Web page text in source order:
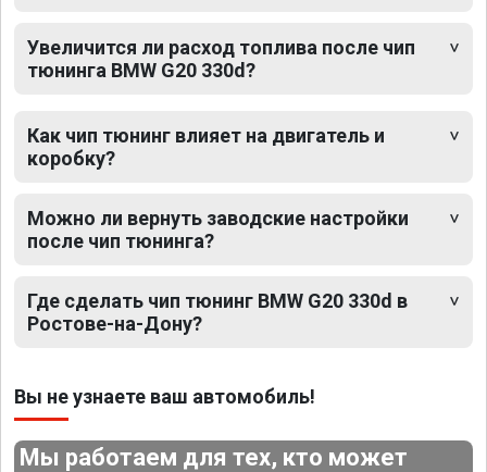
Увеличится ли расход топлива после чип
тюнинга BMW G20 330d?
Как чип тюнинг влияет на двигатель и
коробку?
Можно ли вернуть заводские настройки
после чип тюнинга?
Где сделать чип тюнинг BMW G20 330d в
Ростове-на-Дону?
Вы не узнаете ваш автомобиль!
Мы работаем для тех, кто может